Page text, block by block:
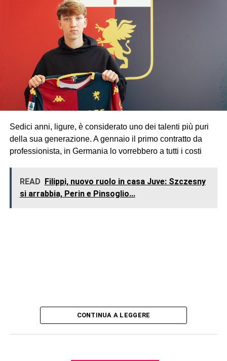
Sedici anni, ligure, è considerato uno dei talenti più puri
della sua generazione. A gennaio il primo contratto da
professionista, in Germania lo vorrebbero a tutti i costi
READ Filippi, nuovo ruolo in casa Juve: Szczesny
si arrabbia, Perin e Pinsoglio...
CONTINUA A LEGGERE